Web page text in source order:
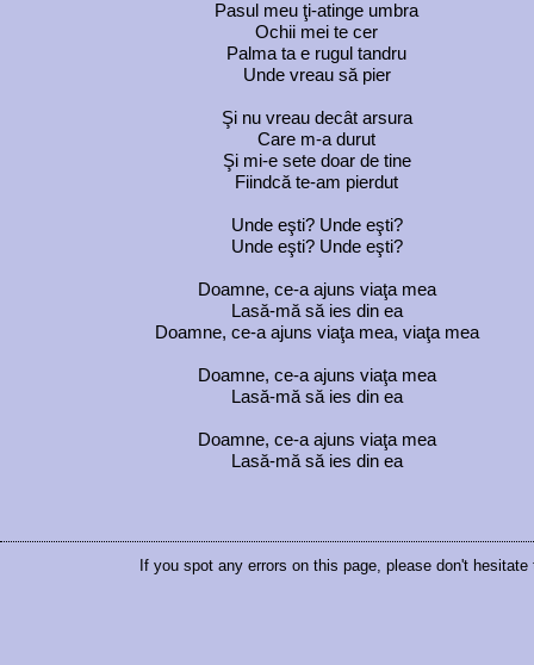
Pasul meu ţi-atinge umbra
Ochii mei te cer
Palma ta e rugul tandru
Unde vreau să pier
Şi nu vreau decât arsura
Care m-a durut
Şi mi-e sete doar de tine
Fiindcă te-am pierdut
Unde eşti? Unde eşti?
Unde eşti? Unde eşti?
Doamne, ce-a ajuns viaţa mea
Lasă-mă să ies din ea
Doamne, ce-a ajuns viaţa mea, viaţa mea
Doamne, ce-a ajuns viaţa mea
Lasă-mă să ies din ea
Doamne, ce-a ajuns viaţa mea
Lasă-mă să ies din ea
If you spot any errors on this page, please don't